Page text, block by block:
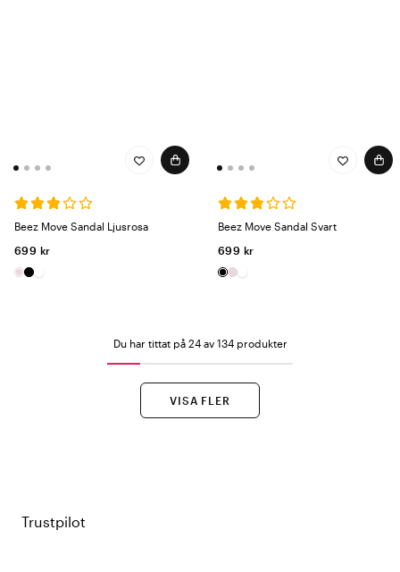
Beez Move Sandal Ljusrosa
699 kr
Beez Move Sandal Svart
699 kr
Du har tittat på 24 av 134 produkter
VISA FLER
Trustpilot